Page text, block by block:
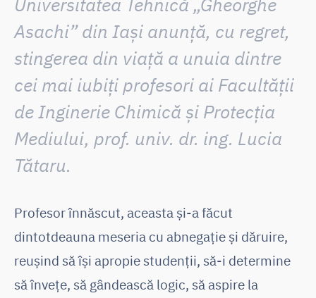
Universitatea Tehnică „Gheorghe
Asachi” din Iași anunță, cu regret,
stingerea din viață a unuia dintre
cei mai iubiți profesori ai Facultății
de Inginerie Chimică și Protecția
Mediului, prof. univ. dr. ing. Lucia
Tătaru.
Profesor înnăscut, aceasta și-a făcut
dintotdeauna meseria cu abnegație și dăruire,
reușind să își apropie studenții, să-i determine
să învețe, să gândească logic, să aspire la